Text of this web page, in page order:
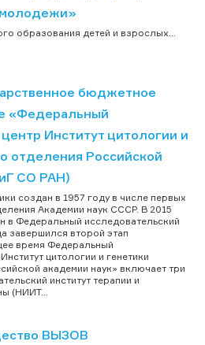
молодежи»
образования детей и взрослых...
бюджетное
«Федеральный
Институт цитологии и
отделения Российской
СО РАН)
создан в 1957 году в числе первых
Академии наук СССР. В 2015
в Федеральный исследовательский
завершился второй этап
время Федеральный
цитологии и генетики
академии наук» включает три
институт терапии и
(НИИТ...
ВЫЗОВ